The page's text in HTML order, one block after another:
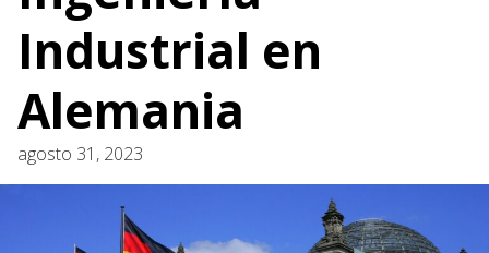
Industrial en
Alemania
agosto 31, 2023